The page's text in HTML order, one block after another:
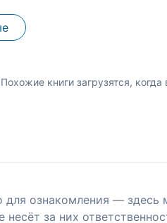
Похожие книги загрузятся,
ознакомления —
за них